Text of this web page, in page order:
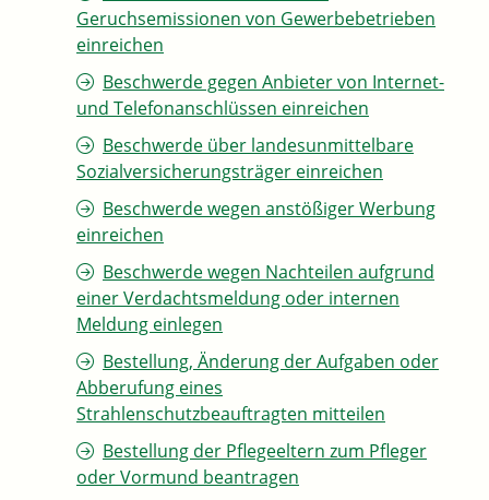
Geruchsemissionen von Gewerbebetrieben
einreichen
Beschwerde gegen Anbieter von Internet-
und Telefonanschlüssen einreichen
Beschwerde über landesunmittelbare
Sozialversicherungsträger einreichen
Beschwerde wegen anstößiger Werbung
einreichen
Beschwerde wegen Nachteilen aufgrund
einer Verdachtsmeldung oder internen
Meldung einlegen
Bestellung, Änderung der Aufgaben oder
Abberufung eines
Strahlenschutzbeauftragten mitteilen
Bestellung der Pflegeeltern zum Pfleger
oder Vormund beantragen